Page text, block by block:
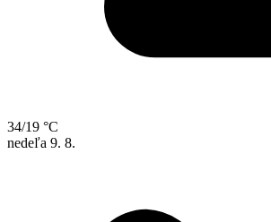
34/19 °C
nedeľa 9. 8.